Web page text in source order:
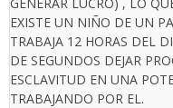
EXISTE UN NIÑO DE UN
TRABAJA 12 HORAS DEL
DE SEGUNDOS DEJAR
ESCLAVITUD EN UNA
TRABAJANDO POR EL.